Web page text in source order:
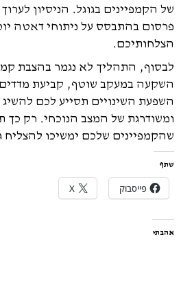
של הקמפיינים בגוגל. הניסיון
פרסום בהתבסס על ניתוחי דאטה
הצלחותיכם.
לבסוף, התהליך לא נגמר בהצבת
השקעה במעקב שוטף, קביעת
השפעת השינויים תסייע לכם
ומשודרגת של המצב הנוכחי. רק כך
שהקמפיינים שלכם ימשיכו להצליח
שתף
פייסבוק X
אהבתי